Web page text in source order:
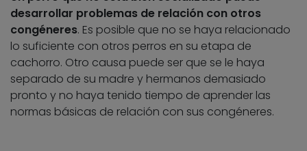
desarrollar problemas de relación con otros
congéneres. Es posible que no se haya relacionado
lo suficiente con otros perros en su etapa de
cachorro. Otro causa puede ser que se le haya
separado de su madre y hermanos demasiado
pronto y no haya tenido tiempo de aprender las
normas básicas de relación con sus congéneres.